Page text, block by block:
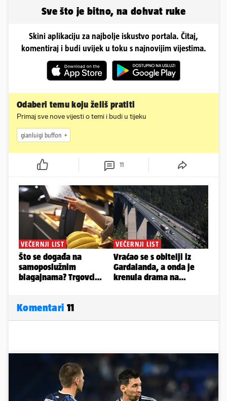
Sve što je bitno, na dohvat ruke
Skini aplikaciju za najbolje iskustvo portala. Čitaj,
komentiraj i budi uvijek u toku s najnovijim vijestima.
Odaberi temu koju želiš pratiti
Primaj sve nove vijesti o temi i budi u tijeku
gianluigi buffon
11
Komentari 11